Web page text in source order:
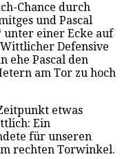
Chance durch
und Pascal
unter einer Ecke auf
Defensive
ehe Pascal den
am Tor zu hoch
etwas
Ein
für unseren
rechten Torwinkel.